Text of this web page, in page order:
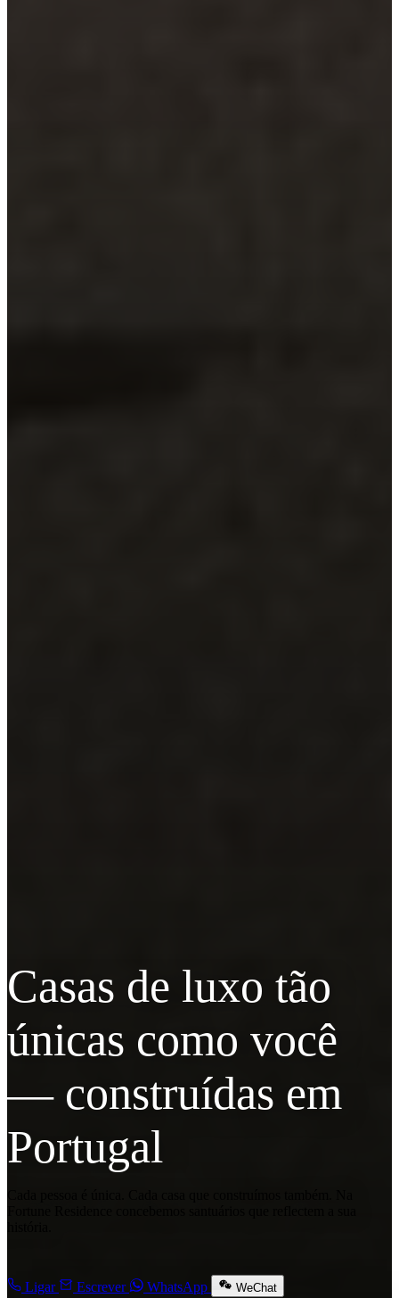
Casas de luxo tão
únicas como você
— construídas em
Portugal
Ligar Escrever WhatsApp WeChat